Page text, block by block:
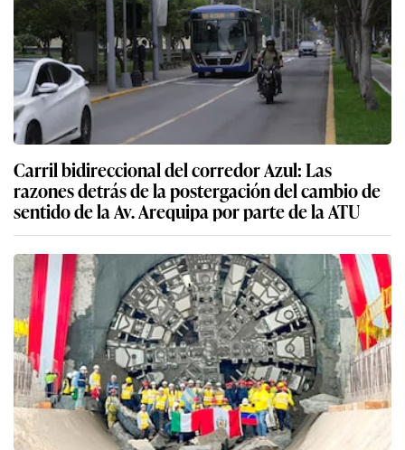
Carril bidireccional del corredor Azul: Las
razones detrás de la postergación del cambio de
sentido de la Av. Arequipa por parte de la ATU